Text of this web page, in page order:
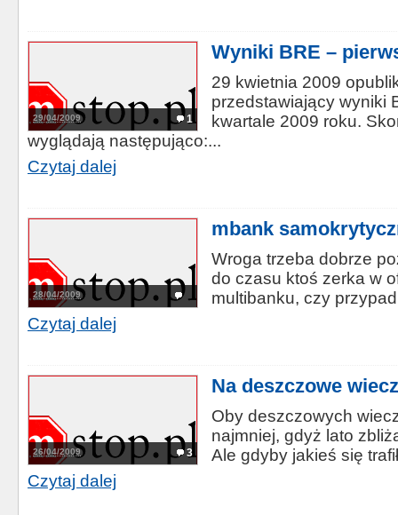
1
29/04/2009
Wyniki BRE –
29 kwietnia 2009
przedstawiający wyniki
kwartale 2009 roku.
wyglądają następująco:...
Czytaj dalej
28/04/2009
mbank
Wroga trzeba dobrze
do czasu ktoś zerka w
multibanku, czy
Czytaj dalej
3
26/04/2009
Na deszczowe
Oby deszczowych
najmniej, gdyż lato
Ale gdyby jakieś się
Czytaj dalej